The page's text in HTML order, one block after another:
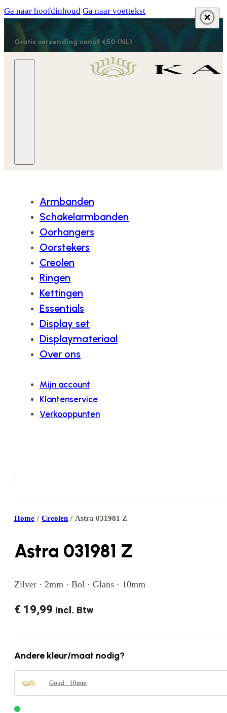
Ga naar hoofdinhoud Ga naar voettekst
Gratis verzending vanaf €50 (NL)
Armbanden
Schakelarmbanden
Oorhangers
Oorstekers
Creolen
Ringen
Kettingen
Essentials
Display set
Displaymateriaal
Over ons
Mijn account
Klantenservice
Verkooppunten
Home / Creolen / Astra 031981 Z
Astra 031981 Z
Zilver · 2mm · Bol · Glans · 10mm
€ 19,99 Incl. Btw
Andere kleur/maat nodig?
Goud · 10mm